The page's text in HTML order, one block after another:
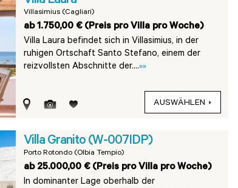
Villasimius (Cagliari)
ab 1.750,00 € (Preis pro Villa pro Woche)
Villa Laura befindet sich in Villasimius, in der
ruhigen Ortschaft Santo Stefano, einem der
reizvollsten Abschnitte der....»»
AUSWÄHLEN
Villa Granito (W-007IDP)
Porto Rotondo (Olbia Tempio)
ab 25.000,00 € (Preis pro Villa pro Woche)
In dominanter Lage oberhalb der